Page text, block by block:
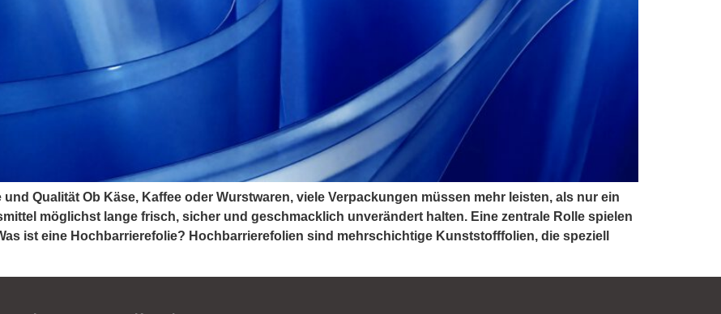
Qualität Ob Käse, Kaffee oder Wurstwaren, viele Verpackungen müssen mehr leisten, als nur ein
möglichst lange frisch, sicher und geschmacklich unverändert halten. Eine zentrale Rolle spielen
ist eine Hochbarrierefolie? Hochbarrierefolien sind mehrschichtige Kunststofffolien, die speziell